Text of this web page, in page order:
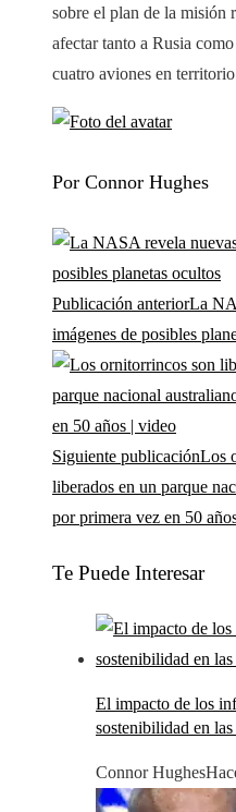
sobre el plan de la misión
afectar tanto a Rusia
cuatro aviones en
Por Connor Hughes
Publicación anteriorLa
imágenes de posibles
Siguiente publicaciónLos
liberados en un parque
por primera vez en 50
Te Puede Interesar
El impacto de los
sostenibilidad en las
Connor Hughes